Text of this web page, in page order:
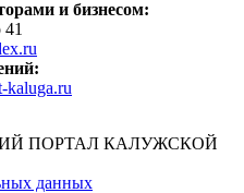
и бизнесом:
kaluga.ru
ПОРТАЛ КАЛУЖСКОЙ
данных